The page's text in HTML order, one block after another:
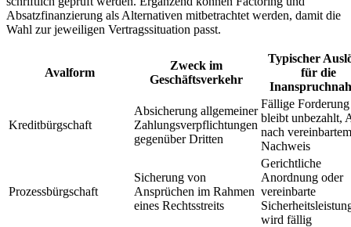
Absatzfinanzierung als Alternativen mitbetrachtet werden, damit die
Wahl zur jeweiligen Vertragssituation passt.
Avalform
Zweck im
Geschäftsverkehr
Typischer
für die
Kreditbürgschaft
Absicherung allgemeiner
Zahlungsverpflichtungen
gegenüber Dritten
Fällige Forderung
bleibt unbezahlt,
nach vereinbartem
Nachweis
Prozessbürgschaft
Sicherung von
Ansprüchen im Rahmen
eines Rechtsstreits
Gerichtliche
Anordnung oder
vereinbarte
wird fällig